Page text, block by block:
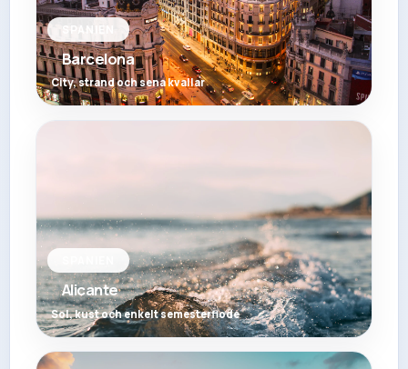
SPANIEN
Barcelona
City, strand och sena kvallar
Alicante
Sol, kust och enkelt semesterflode